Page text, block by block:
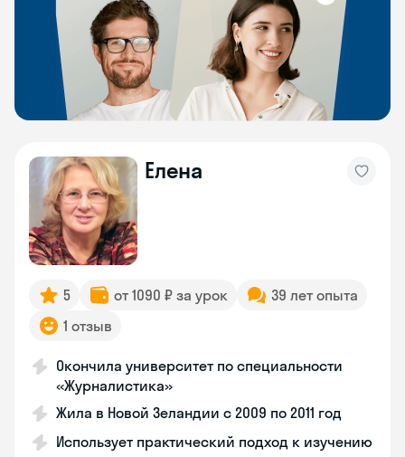
Елена
5 от 1090 ₽ за урок
39 лет опыта
1 отзыв
Окончила университет по специальности
«Журналистика»
Жила в Новой Зеландии с 2009 по 2011 год
Использует практический подход к изучению